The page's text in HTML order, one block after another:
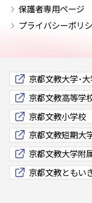
保護者専用ページ
プライバシーポリ
京都文教大学･
京都文教高等学
京都文教小学校
京都文教短期大
京都文教大学附
京都文教ともい